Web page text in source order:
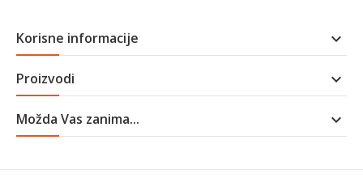
Korisne informacije 
Proizvodi 
Možda Vas zanima... 